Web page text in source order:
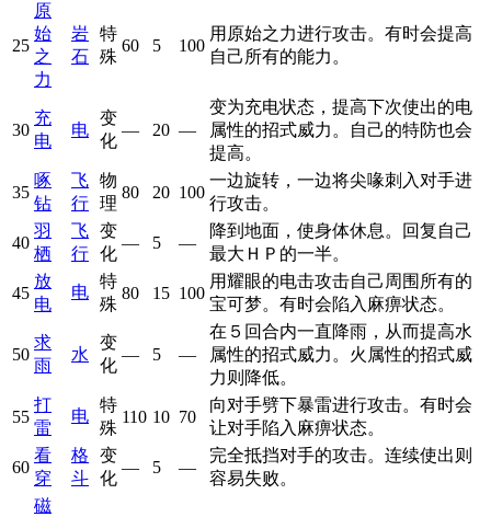
25
原
始
之
力
岩
石
特
殊
60 5 100
用原始之力进行攻击。有时会提高
自己所有的能力。
30
充
电
电
变
化
— 20 —
变为充电状态，提高下次使出的电
属性的招式威力。自己的特防也会
提高。
35
啄
钻
飞
行
物
理
80 20 100
一边旋转，一边将尖喙刺入对手进
行攻击。
40
羽
栖
飞
行
变
化
— 5 —
降到地面，使身体休息。回复自己
最大ＨＰ的一半。
45
放
电
电
特
殊
80 15 100
用耀眼的电击攻击自己周围所有的
宝可梦。有时会陷入麻痹状态。
50
求
雨
水
变
化
— 5 —
在５回合内一直降雨，从而提高水
属性的招式威力。火属性的招式威
力则降低。
55
打
雷
电
特
殊
110 10 70
向对手劈下暴雷进行攻击。有时会
让对手陷入麻痹状态。
60
看
穿
格
斗
变
化
— 5 —
完全抵挡对手的攻击。连续使出则
容易失败。
磁